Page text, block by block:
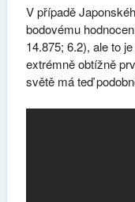
V případě
bodovému
14.875; 6.2), ale to
extrémně obtížně
světě má teď